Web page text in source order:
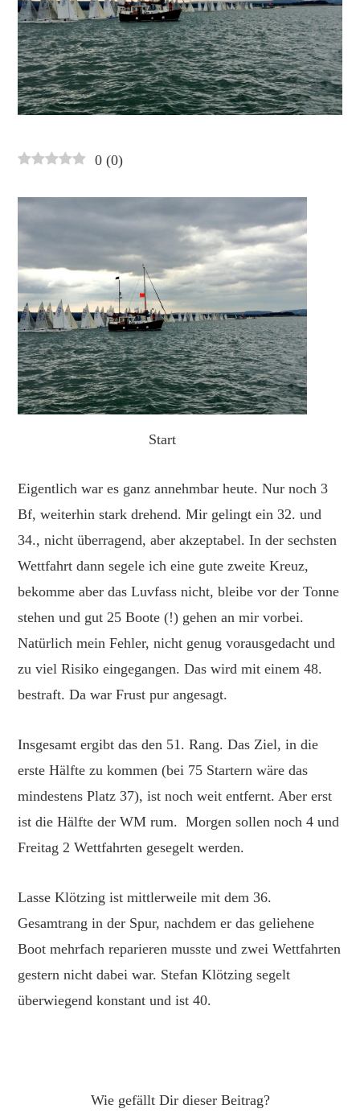
0 (0)
Start
Eigentlich war es ganz annehmbar heute. Nur noch 3
Bf, weiterhin stark drehend. Mir gelingt ein 32. und
34., nicht überragend, aber akzeptabel. In der sechsten
Wettfahrt dann segele ich eine gute zweite Kreuz,
bekomme aber das Luvfass nicht, bleibe vor der Tonne
stehen und gut 25 Boote (!) gehen an mir vorbei.
Natürlich mein Fehler, nicht genug vorausgedacht und
zu viel Risiko eingegangen. Das wird mit einem 48.
bestraft. Da war Frust pur angesagt.
Insgesamt ergibt das den 51. Rang. Das Ziel, in die
erste Hälfte zu kommen (bei 75 Startern wäre das
mindestens Platz 37), ist noch weit entfernt. Aber erst
ist die Hälfte der WM rum. Morgen sollen noch 4 und
Freitag 2 Wettfahrten gesegelt werden.
Lasse Klötzing ist mittlerweile mit dem 36.
Gesamtrang in der Spur, nachdem er das geliehene
Boot mehrfach reparieren musste und zwei Wettfahrten
gestern nicht dabei war. Stefan Klötzing segelt
überwiegend konstant und ist 40.
Wie gefällt Dir dieser Beitrag?